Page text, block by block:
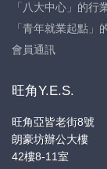
「八大中心」的行
「青年就業起點」
會員通訊
旺角Y.E.S.
旺角亞皆老街8號
朗豪坊辦公大樓
42樓8-11室